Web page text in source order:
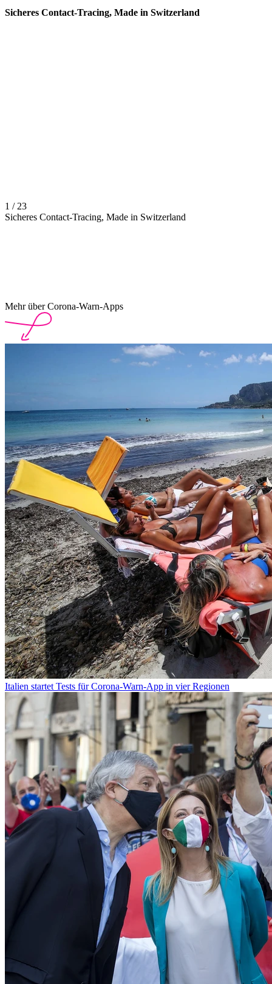
Sicheres Contact-Tracing, Made in Switzerland
1 / 23
Sicheres Contact-Tracing, Made in Switzerland
Mehr über Corona-Warn-Apps
Italien startet Tests für Corona-Warn-App in vier Regionen